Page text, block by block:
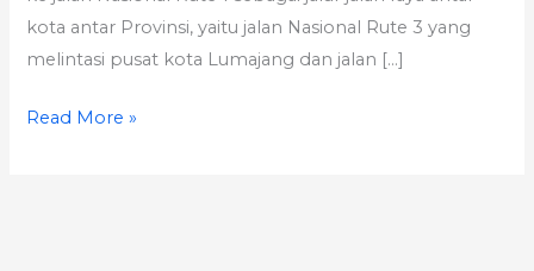
kota antar Provinsi, yaitu jalan Nasional Rute 3 yang
melintasi pusat kota Lumajang dan jalan […]
Read More »